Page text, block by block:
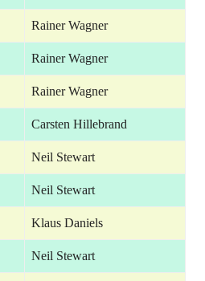
Rainer Wagner
Rainer Wagner
Rainer Wagner
Carsten Hillebrand
Neil Stewart
Neil Stewart
Klaus Daniels
Neil Stewart